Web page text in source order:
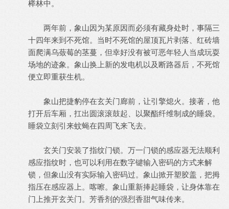
榉林中。
两年前，象山因为某原因而必须有藏身处时，事隔三
十四年来到不死馆。当时不死馆的屋顶瓦片剥落、红砖墙
面爬满乌蔹莓的茎蔓，但幸好没有被可恶年轻人当成玩耍
场地的迹象。象山换上新的发电机以及断路器后，不死馆
便立即重获生机。
象山把捷豹停在玄关门廊前，让引擎熄火。接著，他
打开后车厢，扛出圆滚滚鼓起、以聚酯纤维制成的睡袋。
睡袋立刻引来蚊蝇在四周飞来飞去。
玄关门安装了指纹门锁。万一门锁的感应器无法顺利
感应指纹时，也可以利用在数字键输入密码的方式来解
锁，但象山没有实际输入密码过。象山掀开塑胶盖，把拇
指压在感应器上。喀嚓。象山重新捧起睡袋，让身体靠在
门上推开玄关门。芳香剂的强烈香甜气味传来。